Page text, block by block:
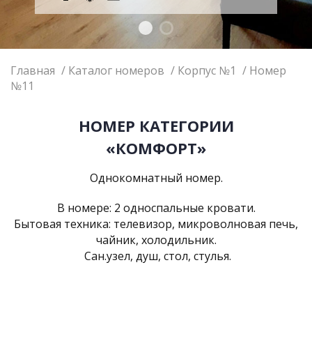
Главная Каталог номеров Корпус №1
Номер
№11
НОМЕР КАТЕГОРИИ
«КОМФОРТ»
Однокомнатный номер.
В номере: 2 односпальные кровати.
Бытовая техника: телевизор, микроволновая печь,
чайник, холодильник.
Сан.узел, душ, стол, стулья.